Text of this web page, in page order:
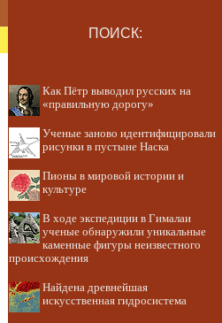
ПОИСК:
Как Пётр выводил русских на
«правильную дорогу»
Ученые заново идентифицировали
рисунки в пустыне Наска
Пионы в мировой истории и
культуре
В ходе экспедиции в Гималаи
ученые обнаружили уникальные
каменные фигуры неизвестного
происхождения
Найдена древнейшая
искусственная гидросистема